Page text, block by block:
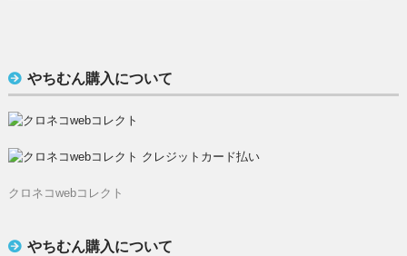
やちむん購入について
クロネコwebコレクト
やちむん購入について